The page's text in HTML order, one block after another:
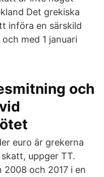
Det grekiska
införa en särskild
med 1 januari
och
euro är grekerna
uppger TT.
2008 och 2017 i en